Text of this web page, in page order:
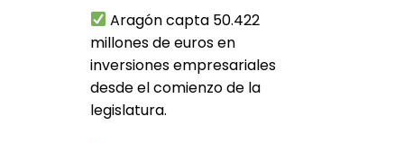
Aragón capta 50.422
millones de euros en
inversiones empresariales
desde el comienzo de la
legislatura.